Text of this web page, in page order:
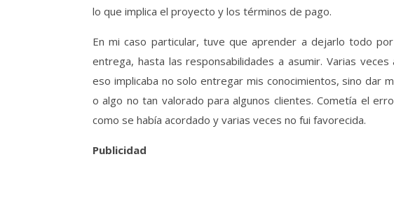
lo que implica el proyecto y los términos de pago.
En mi caso particular, tuve que aprender a dejarlo todo
entrega, hasta las responsabilidades a asumir. Varias
eso implicaba no solo entregar mis conocimientos, sino dar
o algo no tan valorado para algunos clientes. Cometía el
como se había acordado y varias veces no fui favorecida.
Publicidad